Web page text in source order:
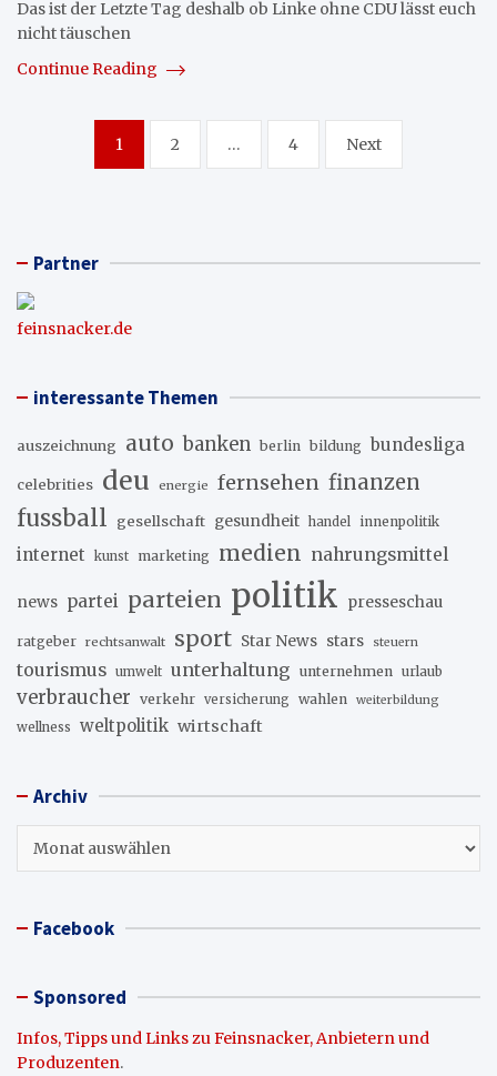
Das ist der Letzte Tag deshalb ob Linke ohne CDU lässt euch
nicht täuschen
Continue Reading
Seitennummerierung
1 2 … 4 Next
Partner
feinsnacker.de
interessante Themen
auszeichnung auto banken berlin bildung bundesliga
celebrities deu energie fernsehen finanzen
fussball gesellschaft gesundheit handel innenpolitik
internet kunst marketing medien nahrungsmittel
news partei parteien politik presseschau
ratgeber rechtsanwalt sport Star News stars steuern
tourismus umwelt unterhaltung unternehmen urlaub
verbraucher verkehr versicherung wahlen weiterbildung
wellness weltpolitik wirtschaft
Archiv
Facebook
Sponsored
Infos, Tipps und Links zu Feinsnacker, Anbietern und
Produzenten.